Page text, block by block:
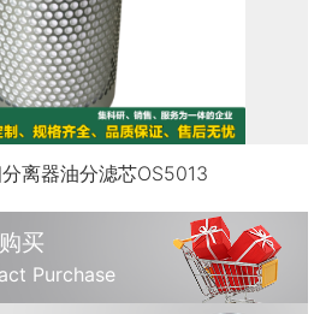
离器油分滤芯OS5013
买
Purchase